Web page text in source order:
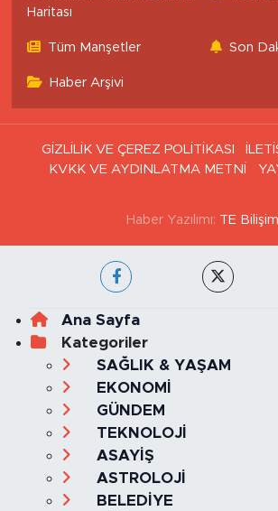
Haritası
Tüm Manşetler Son
Haber Arşivi
GİZLİLİK VE ÇEREZ POLİTİKASI
KVKK VE AYDINLATMA METNİ
Haber Yazılımı: TE Bilişim
Ana Sayfa
Kategoriler
SAĞLIK & YAŞAM
EKONOMİ
GÜNDEM
TEKNOLOJİ
ASAYİŞ
ASTROLOJİ
BELEDİYE